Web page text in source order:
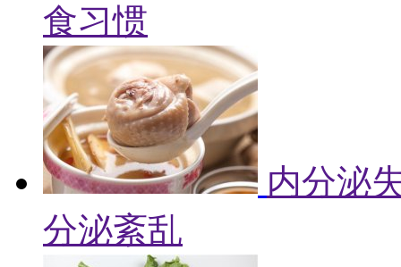
食习惯
内分泌
分泌紊乱